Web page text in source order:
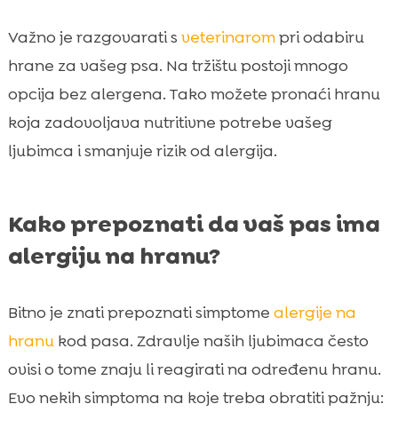
Važno je razgovarati s veterinarompri odabiru
hrane za vašeg psa. Na tržištu postoji mnogo
opcija bez alergena. Tako možete pronaći hranu
koja zadovoljava nutritivne potrebe vašeg
ljubimca i smanjuje rizik od alergija.
Kako prepoznati da vaš pas ima
alergiju na hranu?
Bitno je znati prepoznati simptome alergije na
hranukod pasa. Zdravlje naših ljubimaca često
ovisi o tome znaju li reagirati na određenu hranu.
Evo nekih simptoma na koje treba obratiti pažnju: